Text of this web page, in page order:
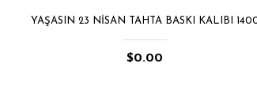
YAŞASIN 23 NISAN TAHTA BASKI KALIBI
$0.00